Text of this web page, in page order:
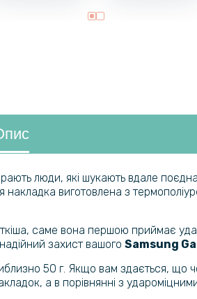
люди, які шукають вдале
накладка виготовлена з
саме вона першою приймає
захист вашого Samsung
50 г. Якщо вам здається, що
а в порівнянні з